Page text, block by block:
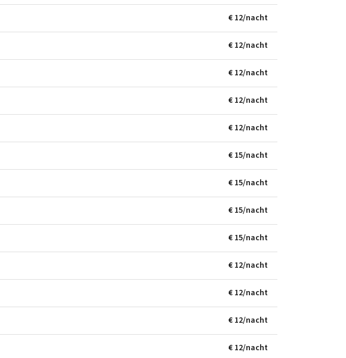
€ 12/nacht
€ 12/nacht
€ 12/nacht
€ 12/nacht
€ 12/nacht
€ 15/nacht
€ 15/nacht
€ 15/nacht
€ 15/nacht
€ 12/nacht
€ 12/nacht
€ 12/nacht
€ 12/nacht